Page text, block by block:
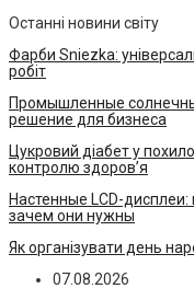
Останні новини світу
Фарби Sniezka:
робіт
Промышленные
решение для бизнеса
Цукровий діабет у
контролю здоров’я
Настенные LCD-
зачем они нужны
Як організувати день
07.08.2026